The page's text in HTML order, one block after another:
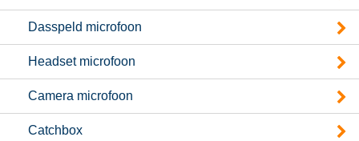
Dasspeld microfoon
Headset microfoon
Camera microfoon
Catchbox